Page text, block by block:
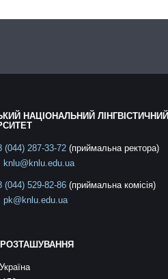
НАЦІОНАЛЬНИЙ ЛІНГВІСТИЧНИЙ
(044) 287-33-72 (приймальна ректора)
knlu@knlu.edu.ua
(044) 529-82-86 (приймальна комісія)
pk@knlu.edu.ua